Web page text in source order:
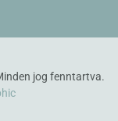
jog fenntartva.